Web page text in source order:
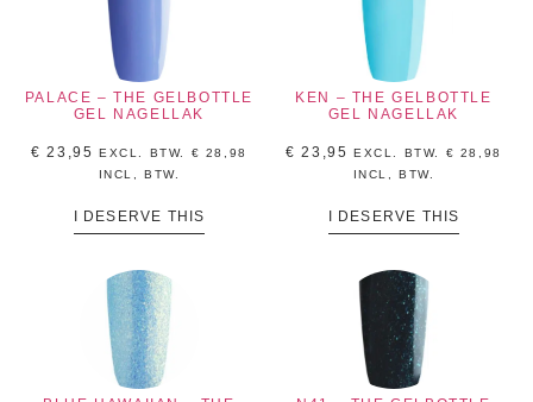
PALACE – THE GELBOTTLE
GEL NAGELLAK
€ 23,95 EXCL. BTW. € 28,98
INCL, BTW.
I DESERVE THIS
KEN – THE GELBOTTLE
GEL NAGELLAK
€ 23,95 EXCL. BTW. € 28,98
INCL, BTW.
I DESERVE THIS